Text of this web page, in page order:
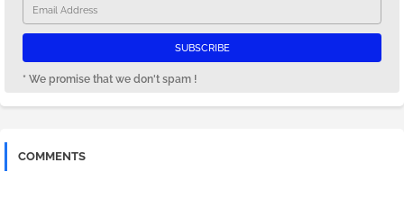
* We promise that we don't spam !
COMMENTS